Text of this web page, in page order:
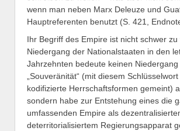
wenn man neben Marx Deleuze und
Hauptreferenten benutzt (S. 421,
Ihr Begriff des Empire ist nicht schwer
Niedergang der Nationalstaaten in den
Jahrzehnten bedeute keinen
„Souveränität“ (mit diesem
kodifizierte Herrschaftsformen gemeint)
sondern habe zur Entstehung eines die
umfassenden Empire als
deterritorialisiertem Regierungsapparat